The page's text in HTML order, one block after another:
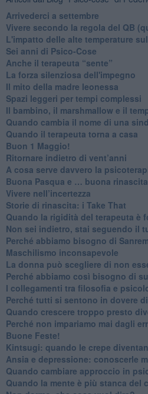
​Arrivederci a settembre
​Vivere secondo la regola del QB
​L'impatto delle alte temperature
Sei anni di Psico-Cose
​Anche il terapeuta “sente”
​La forza silenziosa dell'impegno
​Il mito della madre leonessa
Spazi leggeri per tempi complessi
Il bambino, il marshmallow e il
​Quando cambia il nome di una
​Quando il terapeuta torna a casa
​Buon 1 Maggio!
Ritornare indietro di vent’anni
​A cosa serve davvero la
​Buona Pasqua e … buona
​Vivere nell’incertezza
​Storie di rinascita: i Take That
​Quando la rigidità del terapeuta è
​Non sei indietro, stai seguendo il
​Perché abbiamo bisogno di
​Maschilismo inconsapevole
​La donna può scegliere di non
​Perché abbiamo così bisogno di
​I collegamenti tra filosofia e
​Perché tutti si sentono in dovere
​Quando crescere troppo presto
​Perché non impariamo mai dagli
​Buone Feste!
​Kintsugi: quando le crepe
Ansia e depressione: conoscerle
Quando cambiare approccio in
​Quando la mente è più stanca del